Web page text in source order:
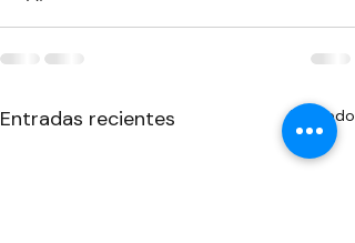
Entradas recientes Ver todo